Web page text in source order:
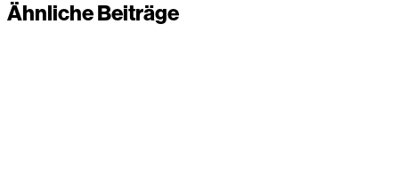
Ähnliche Beiträge